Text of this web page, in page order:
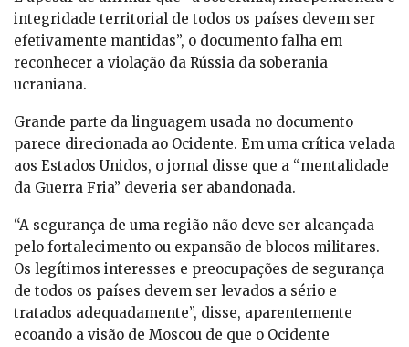
integridade territorial de todos os países devem ser
efetivamente mantidas”, o documento falha em
reconhecer a violação da Rússia da soberania
ucraniana.
Grande parte da linguagem usada no documento
parece direcionada ao Ocidente. Em uma crítica velada
aos Estados Unidos, o jornal disse que a “mentalidade
da Guerra Fria” deveria ser abandonada.
“A segurança de uma região não deve ser alcançada
pelo fortalecimento ou expansão de blocos militares.
Os legítimos interesses e preocupações de segurança
de todos os países devem ser levados a sério e
tratados adequadamente”, disse, aparentemente
ecoando a visão de Moscou de que o Ocidente